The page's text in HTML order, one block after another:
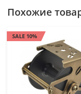
Похожие
SALE 10%